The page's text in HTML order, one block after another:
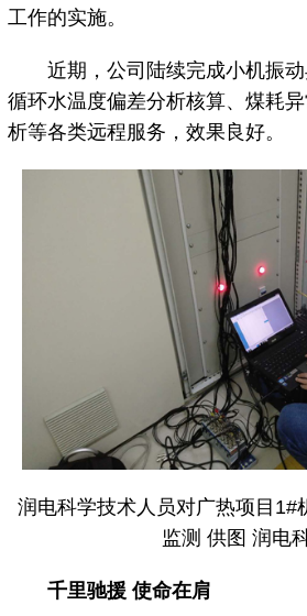
工作的实施。
近期，公司陆续完成小机振动
循环水温度偏差分析核算、煤耗
析等各类远程服务，效果良好。
润电科学技术人员对广热项目1#
监测 供图 润电
千里驰援 使命在肩